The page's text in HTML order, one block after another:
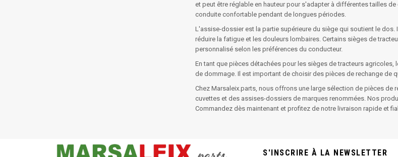
et peut être réglable en hauteur pour s'adapter à différentes tailles
conduite confortable pendant de longues périodes.
L'assise-dossier est la partie supérieure du siège qui soutient le
réduire la fatigue et les douleurs lombaires. Certains sièges de
personnalisé selon les préférences du conducteur.
En tant que pièces détachées pour les sièges de tracteurs
de dommage. Il est important de choisir des pièces de rechange de
Chez Marsaleix.parts, nous offrons une large sélection de pièces
cuvettes et des assises-dossiers de marques renommées. Nos
Commandez dès maintenant et profitez de notre livraison rapide et
S'INSCRIRE À LA NEWSLETTER